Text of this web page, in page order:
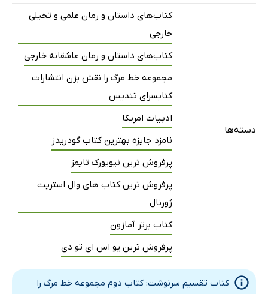
دسته‌ها
کتاب‌های داستان و رمان علمی و تخیلی
خارجی
کتاب‌های داستان و رمان عاشقانه خارجی
مجموعه خط مرگ را نقش بزن انتشارات
کتابسرای تندیس
ادبیات امریکا
نامزد جایزه بهترین کتاب گودریدز
پرفروش ترین نیویورک تایمز
پرفروش ترین کتاب های وال استریت
ژورنال
کتاب برتر آمازون
پرفروش ترین یو اس ای تو دی
کتاب تقسیم سرنوشت: کتاب دوم مجموعه خط مرگ را